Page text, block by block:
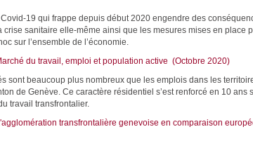
19 qui frappe depuis début 2020 engendre des
crise sanitaire elle-même ainsi que les mesures mises en place
sur l’ensemble de l’économie.
du travail, emploi et population active (Octobre 2020)
sont beaucoup plus nombreux que les emplois dans les
de Genève. Ce caractère résidentiel s’est renforcé en 10 ans
travail transfrontalier.
transfrontalière genevoise en comparaison